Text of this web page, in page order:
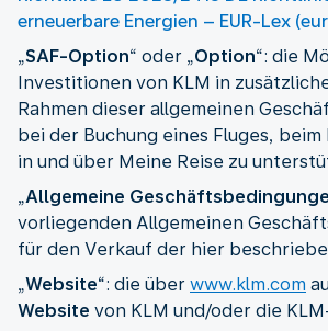
erneuerbare Energien – EUR-Lex
„SAF-Option“ oder „Option“: die
Investitionen von KLM in
Rahmen dieser allgemeinen
bei der Buchung eines Fluges,
in und über Meine Reise zu
„Allgemeine
vorliegenden Allgemeinen
für den Verkauf der hier
„Website“: die über www.klm.com
Website von KLM und/oder die